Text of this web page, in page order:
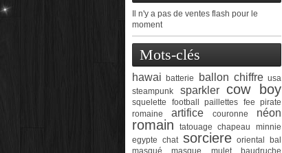
Il n'y a pas de ventes flash pour le
moment
Mots-clés
hawai batterie ballon chiffre usa
steampunk
sparkler cow boy
squelette football paillettes fee pirate
romaine
artifice couronne néon
romain tatouage chapeau
minnie
egypte chat sorciere oriental bal
masqué
masque mulet baudruche